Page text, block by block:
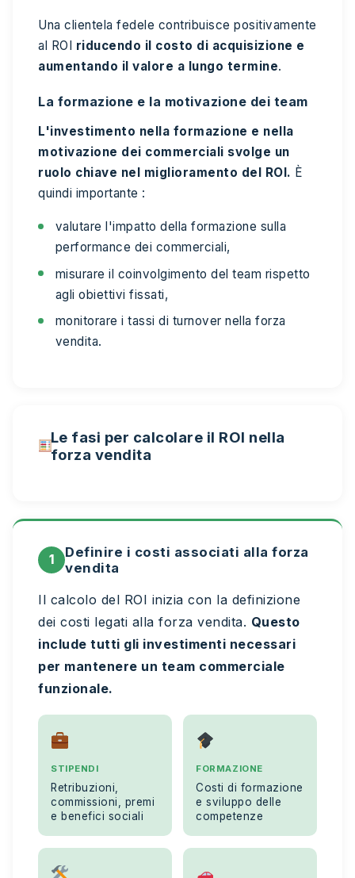
Una clientela fedele contribuisce positivamente
al ROI riducendo il costo di acquisizione e
aumentando il valore a lungo termine.
La formazione e la motivazione dei team
L'investimento nella formazione e nella
motivazione dei commerciali svolge un
ruolo chiave nel miglioramento del ROI. È
quindi importante :
valutare l'impatto della formazione sulla
performance dei commerciali,
misurare il coinvolgimento del team rispetto
agli obiettivi fissati,
monitorare i tassi di turnover nella forza
vendita.
Le fasi per calcolare il ROI nella
forza vendita
1
Definire i costi associati alla forza
vendita
Il calcolo del ROI inizia con la definizione
dei costi legati alla forza vendita. Questo
include tutti gli investimenti necessari
per mantenere un team commerciale
funzionale.
STIPENDI
Retribuzioni,
commissioni, premi
e benefici sociali
FORMAZIONE
Costi di formazione
e sviluppo delle
competenze